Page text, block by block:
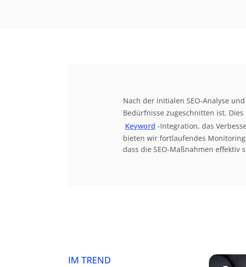
Nach der initialen SEO-Analyse
Bedürfnisse zugeschnitten ist.
Keyword -Integration, das
bieten wir fortlaufendes
dass die SEO-Maßnahmen effektiv
IM TREND